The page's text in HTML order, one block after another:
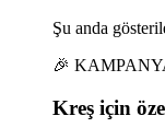
Şu anda
🎉
Kreş için